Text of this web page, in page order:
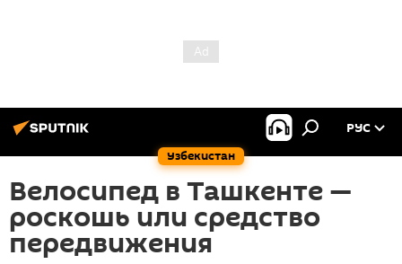
Узбекистан
РУС
Велосипед в Ташкенте —
роскошь или средство
передвижения